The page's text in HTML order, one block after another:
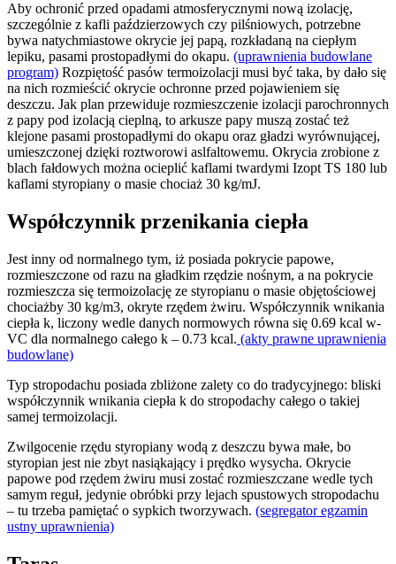
Aby ochronić przed opadami atmosferycznymi nową izolację,
szczególnie z kafli paździerzowych czy pilśniowych, potrzebne
bywa natychmiastowe okrycie jej papą, rozkładaną na ciepłym
lepiku, pasami prostopadłymi do okapu. (uprawnienia budowlane
program) Rozpiętość pasów termoizolacji musi być taka, by dało się
na nich rozmieścić okrycie ochronne przed pojawieniem się
deszczu. Jak plan przewiduje rozmieszczenie izolacji parochronnych
z papy pod izolacją cieplną, to arkusze papy muszą zostać też
klejone pasami prostopadłymi do okapu oraz gładzi wyrównującej,
umieszczonej dzięki roztworowi aslfaltowemu. Okrycia zrobione z
blach fałdowych można ocieplić kaflami twardymi Izopt TS 180 lub
kaflami styropiany o masie chociaż 30 kg/mJ.
Współczynnik przenikania ciepła
Jest inny od normalnego tym, iż posiada pokrycie papowe,
rozmieszczone od razu na gładkim rzędzie nośnym, a na pokrycie
rozmieszcza się termoizolację ze styropianu o masie objętościowej
chociażby 30 kg/m3, okryte rzędem żwiru. Współczynnik wnikania
ciepła k, liczony wedle danych normowych równa się 0.69 kcal w-
VC dla normalnego całego k – 0.73 kcal. (akty prawne uprawnienia
budowlane)
Typ stropodachu posiada zbliżone zalety co do tradycyjnego: bliski
współczynnik wnikania ciepła k do stropodachy całego o takiej
samej termoizolacji.
Zwilgocenie rzędu styropiany wodą z deszczu bywa małe, bo
styropian jest nie zbyt nasiąkający i prędko wysycha. Okrycie
papowe pod rzędem żwiru musi zostać rozmieszczane wedle tych
samym reguł, jedynie obróbki przy lejach spustowych stropodachu
– tu trzeba pamiętać o sypkich tworzywach. (segregator egzamin
ustny uprawnienia)